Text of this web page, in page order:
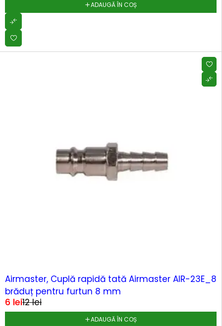
ADAUGĂ ÎN COȘ
Airmaster, Cuplă rapidă tată Airmaster AIR-23E_8
brăduț pentru furtun 8 mm
12lei
6 lei
ADAUGĂ ÎN COȘ